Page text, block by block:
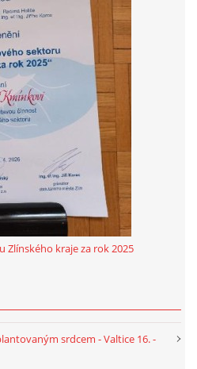
kraje za rok 2025
srdcem - Valtice 16. -